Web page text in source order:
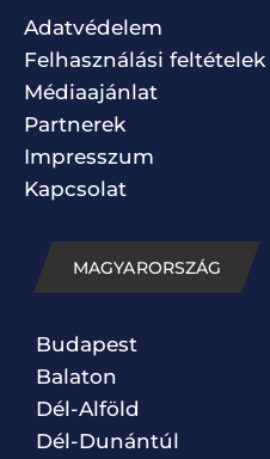
Adatvédelem
Felhasználási feltételek
Médiaajánlat
Partnerek
Impresszum
Kapcsolat
MAGYARORSZÁG
Budapest
Balaton
Dél-Alföld
Dél-Dunántúl